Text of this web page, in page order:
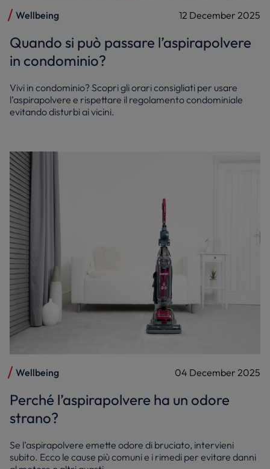
Wellbeing 12 December 2025
Quando si può passare l’aspirapolvere
in condominio?
Vivi in condominio? Scopri gli orari consigliati per usare
l’aspirapolvere e rispettare il regolamento condominiale
evitando disturbi ai vicini.
Wellbeing 04 December 2025
Perché l’aspirapolvere ha un odore
strano?
Se l’aspirapolvere emette odore di bruciato, intervieni
subito. Ecco le cause più comuni e i rimedi per evitare danni